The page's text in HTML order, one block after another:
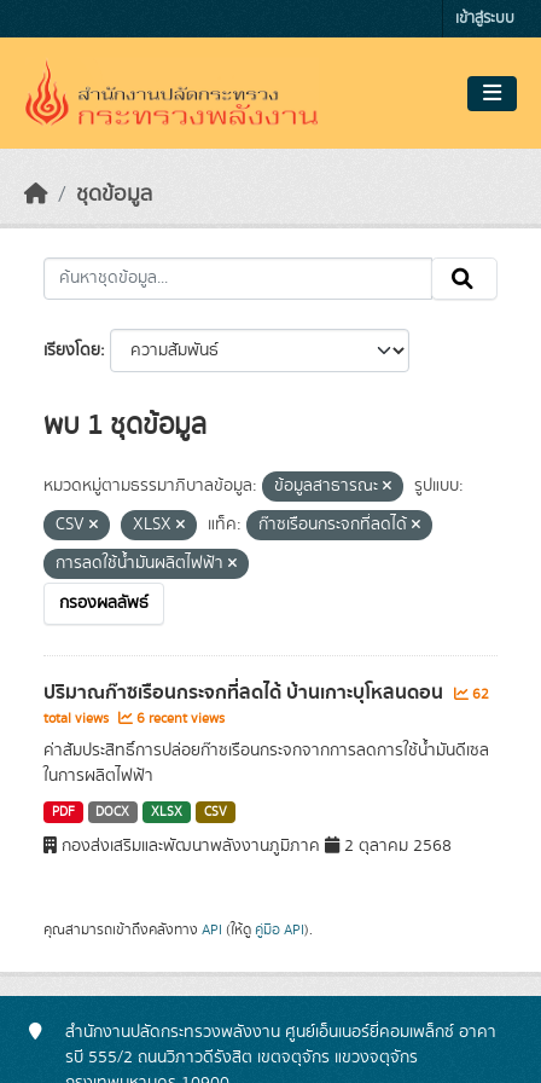
เข้าสู่ระบบ
ชุดข้อมูล
เรียงโดย
พบ 1 ชุดข้อมูล
หมวดหมู่ตามธรรมาภิบาลข้อมูล: ข้อมูลสาธารณะ
รูปแบบ:
CSV
XLSX แท็ค:
ก๊าซเรือนกระจกที่ลดได้
การลดใช้น้ำมันผลิตไฟฟ้า
กรองผลลัพธ์
ปริมาณก๊าซเรือนกระจกที่ลดได้ บ้านเกาะบุโหลนดอน
62
total views
6 recent views
ค่าสัมประสิทธิ์การปล่อยก๊าซเรือนกระจกจากการลดการใช้น้ำมันดีเซล
ในการผลิตไฟฟ้า
PDF DOCX XLSX CSV
กองส่งเสริมและพัฒนาพลังงานภูมิภาค 2 ตุลาคม 2568
คุณสามารถเข้าถึงคลังทาง API (ให้ดู คู่มือ API).
สำนักงานปลัดกระทรวงพลังงาน ศูนย์เอ็นเนอร์ยี่คอมเพล็กซ์ อาคา
รบี 555/2 ถนนวิภาวดีรังสิต เขตจตุจักร แขวงจตุจักร